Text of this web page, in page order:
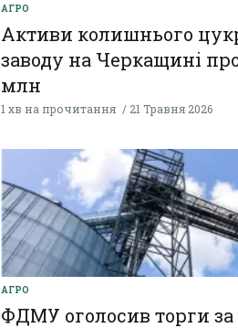
АГРО
Активи колишнього
заводу на Черкащині
млн
1 хв на прочитання 21 Травня 2026
АГРО
ФДМУ оголосив торги за